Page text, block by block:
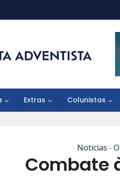
Extras Colunistas
Notícias •
Combate